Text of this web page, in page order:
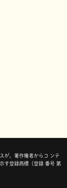
が、著作権者からコ ンテ
す登録商標（登録 番号 第